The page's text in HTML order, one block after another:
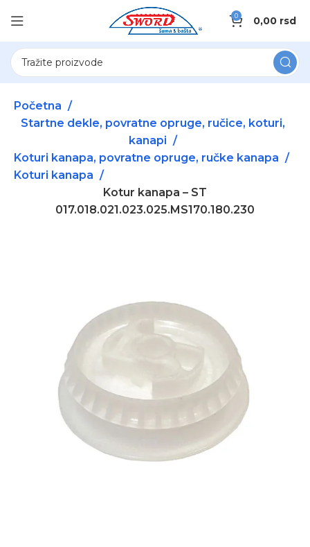
0 0,00 rsd
Početna
Startne dekle, povratne opruge, ručice, koturi,
kanapi
Koturi kanapa, povratne opruge, ručke kanapa
Koturi kanapa
Kotur kanapa – ST
017.018.021.023.025.MS170.180.230